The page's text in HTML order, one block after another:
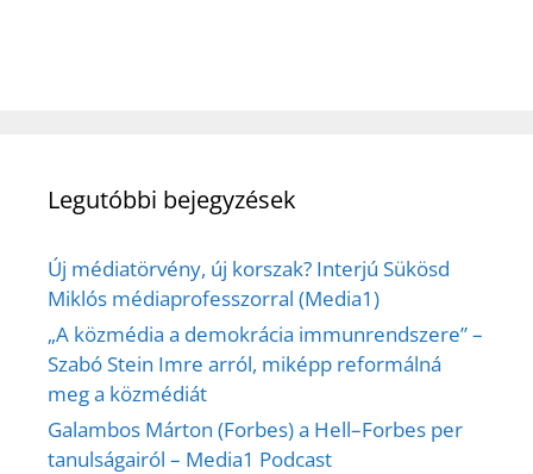
Legutóbbi bejegyzések
Új médiatörvény, új korszak? Interjú Sükösd
Miklós médiaprofesszorral (Media1)
„A közmédia a demokrácia immunrendszere” –
Szabó Stein Imre arról, miképp reformálná
meg a közmédiát
Galambos Márton (Forbes) a Hell–Forbes per
tanulságairól – Media1 Podcast